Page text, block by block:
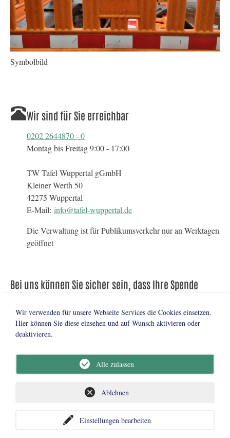
Symbolbild
Wir sind für Sie erreichbar
0202 2644870 - 0
Montag bis Freitag 9:00 - 17:00
TW Tafel Wuppertal gGmbH
Kleiner Werth 50
42275 Wuppertal
E-Mail: info@tafel-wuppertal.de
Die Verwaltung ist für Publikumsverkehr nur an Werktagen
geöffnet
Bei uns können Sie sicher sein, dass Ihre Spende
ankommt.
Tafel Wuppertal e. V.
Stadtsparkasse Wuppertal
BIC: WUPSDE33XXX
Impressum Datenschutz
Tafel Deutschland
Wir verwenden für unsere Webseite Services die Cookies einsetzen.
Hier können Sie diese einsehen und auf Wunsch aktivieren oder
deaktivieren.
Einstellungen bearbeiten
Ablehnen
Alle zulassen